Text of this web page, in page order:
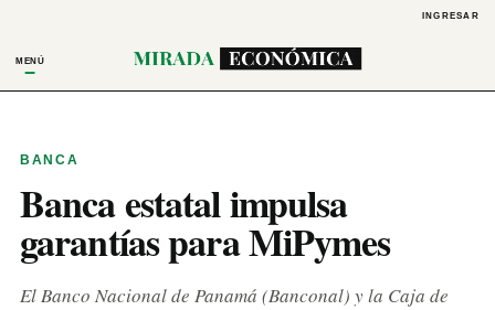
INGRESAR
MENÚ
BANCA
Banca estatal impulsa
garantías para MiPymes
El Banco Nacional de Panamá (Banconal) y la Caja de